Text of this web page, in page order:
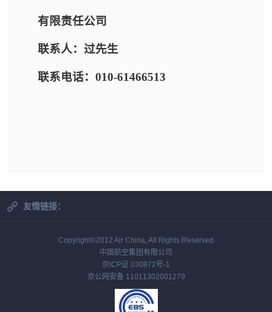
有限责任公司
联系人：过先生
联系电话：010-61466513
友情链接：
Copyright©2012 Air China, All Rights Reserved
中国航空集团有限公司
京ICP证 030872号-1
京公网安备 11011302001279